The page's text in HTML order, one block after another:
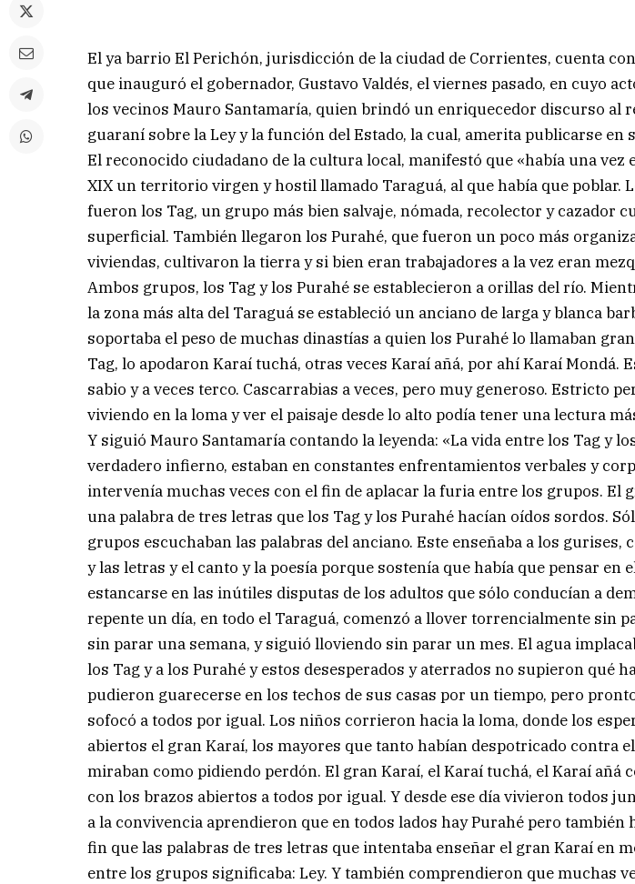
El ya barrio El Perichón, jurisdicción de la ciudad de Corrientes, cuenta
que inauguró el gobernador, Gustavo Valdés, el viernes pasado, en cuyo
los vecinos Mauro Santamaría, quien brindó un enriquecedor discurso al
guaraní sobre la Ley y la función del Estado, la cual, amerita publicarse en
El reconocido ciudadano de la cultura local, manifestó que «había una vez
XIX un territorio virgen y hostil llamado Taraguá, al que había que poblar.
fueron los Tag, un grupo más bien salvaje, nómada, recolector y cazador
superficial. También llegaron los Purahé, que fueron un poco más
viviendas, cultivaron la tierra y si bien eran trabajadores a la vez eran
Ambos grupos, los Tag y los Purahé se establecieron a orillas del río.
la zona más alta del Taraguá se estableció un anciano de larga y blanca
soportaba el peso de muchas dinastías a quien los Purahé lo llamaban
Tag, lo apodaron Karaí tuchá, otras veces Karaí añá, por ahí Karaí Mondá.
sabio y a veces terco. Cascarrabias a veces, pero muy generoso. Estricto
viviendo en la loma y ver el paisaje desde lo alto podía tener una lectura
Y siguió Mauro Santamaría contando la leyenda: «La vida entre los Tag y
verdadero infierno, estaban en constantes enfrentamientos verbales y
intervenía muchas veces con el fin de aplacar la furia entre los grupos. El
una palabra de tres letras que los Tag y los Purahé hacían oídos sordos.
grupos escuchaban las palabras del anciano. Este enseñaba a los gurises,
y las letras y el canto y la poesía porque sostenía que había que pensar en
estancarse en las inútiles disputas de los adultos que sólo conducían a
repente un día, en todo el Taraguá, comenzó a llover torrencialmente sin
sin parar una semana, y siguió lloviendo sin parar un mes. El agua
los Tag y a los Purahé y estos desesperados y aterrados no supieron qué
pudieron guarecerse en los techos de sus casas por un tiempo, pero
sofocó a todos por igual. Los niños corrieron hacia la loma, donde los
abiertos el gran Karaí, los mayores que tanto habían despotricado contra
miraban como pidiendo perdón. El gran Karaí, el Karaí tuchá, el Karaí añá
con los brazos abiertos a todos por igual. Y desde ese día vivieron todos
a la convivencia aprendieron que en todos lados hay Purahé pero también
fin que las palabras de tres letras que intentaba enseñar el gran Karaí en
entre los grupos significaba: Ley. Y también comprendieron que muchas